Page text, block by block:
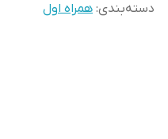
دسته‌بندی: همراه اول